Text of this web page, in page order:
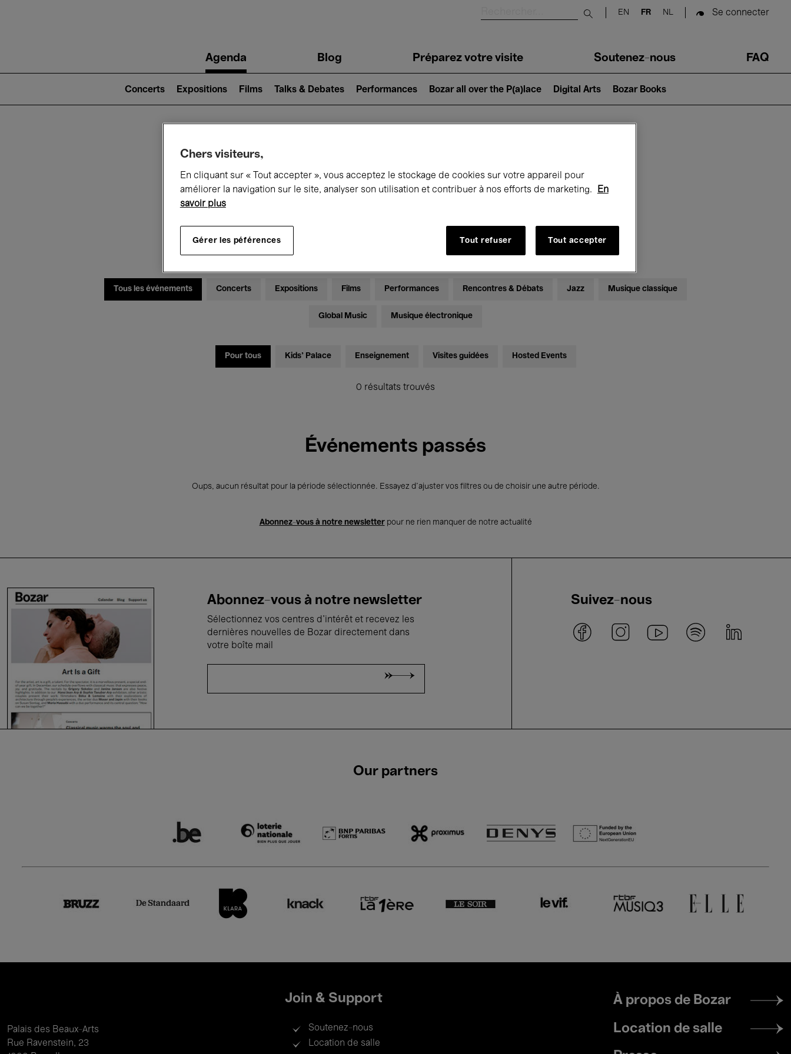
Submit search
EN FR NL Se connecter
navigationAgenda Blog Préparez votre visite Soutenez-nous FAQ
2)
Concerts Expositions Films Talks & Debates Performances Bozar all over the P(a)lace Digital Arts Bozar Books
Ce qui se passe à Bozar
Dimanche 14 Juin 2026
Tous les événements Concerts Expositions Films Performances Rencontres & Débats Jazz Musique classique
Global Music Musique électronique
Pour tous Kids’ Palace Enseignement Visites guidées Hosted Events
0 résultats trouvés
Événements passés
Oups, aucun résultat pour la période sélectionnée. Essayez d’ajuster vos filtres ou de choisir une autre période.
Abonnez-vous à notre newsletterpour ne rien manquer de notre actualité
Abonnez-vous à notre newsletter
Sélectionnez vos centres d'intérêt et recevez les
dernières nouvelles de Bozar directement dans
votre boîte mail
Suivez-nous
Our partners
Palais des Beaux-Arts
Rue Ravenstein, 23
Join & Support
Soutenez-nous
Location de salle
Footer
menu
À propos de Bozar
Location de salle
Chers visiteurs,
En cliquant sur « Tout accepter », vous acceptez le stockage de cookies sur votre appareil pour
améliorer la navigation sur le site, analyser son utilisation et contribuer à nos efforts de marketing.
En
savoir plus
Gérer les péférences Tout refuser Tout accepter